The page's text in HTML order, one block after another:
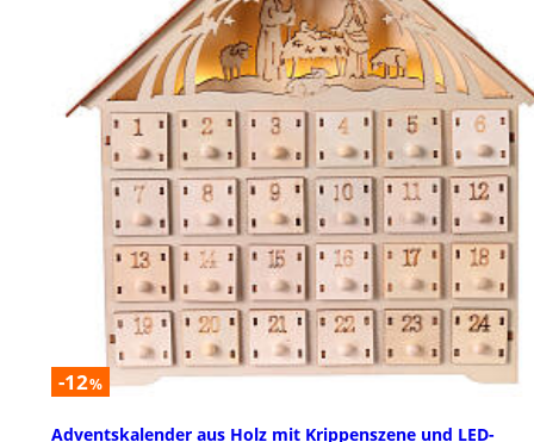
-12%
Adventskalender aus Holz mit Krippenszene und LED-